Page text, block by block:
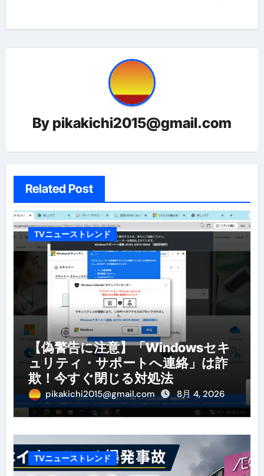
シ
ョ
ン
By pikakichi2015@gmail.com
Related Post
TVニューストレンド
【偽警告に注意】「Windowsセキ
ュリティ・サポートへ連絡」は詐
欺！今すぐ閉じる対処法
pikakichi2015@gmail.com 8月 4, 2026
TVニューストレンド